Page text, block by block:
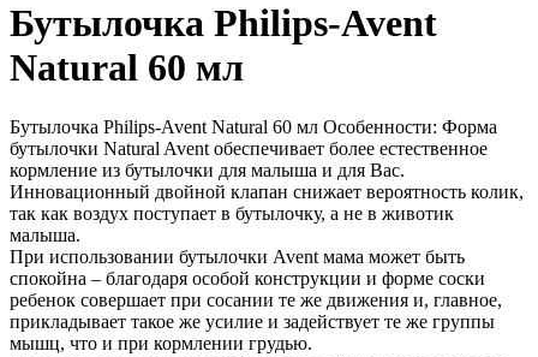
Бутылочка Philips-Avent
Natural 60 мл
Бутылочка Philips-Avent Natural 60 мл Особенности: Форма
бутылочки Natural Avent обеспечивает более естественное
кормление из бутылочки для малыша и для Вас.
Инновационный двойной клапан снижает вероятность колик,
так как воздух поступает в бутылочку, а не в животик
малыша.
При использовании бутылочки Avent мама может быть
спокойна – благодаря особой конструкции и форме соски
ребенок совершает при сосании те же движения и, главное,
прикладывает такое же усилие и задействует те же группы
мышц, что и при кормлении грудью.